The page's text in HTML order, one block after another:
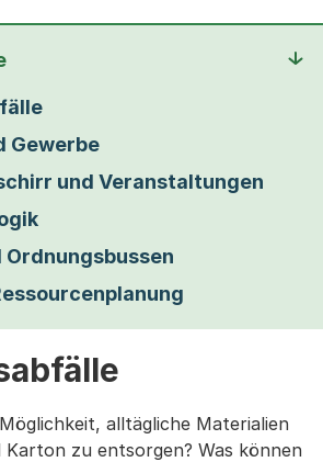
Gewerbe
und Veranstaltungen
alltägliche Materialien
Karton zu entsorgen? Was können